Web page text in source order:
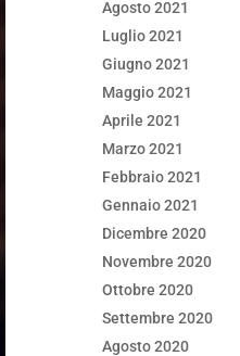
Agosto 2021
Luglio 2021
Giugno 2021
Maggio 2021
Aprile 2021
Marzo 2021
Febbraio 2021
Gennaio 2021
Dicembre 2020
Novembre 2020
Ottobre 2020
Settembre 2020
Agosto 2020